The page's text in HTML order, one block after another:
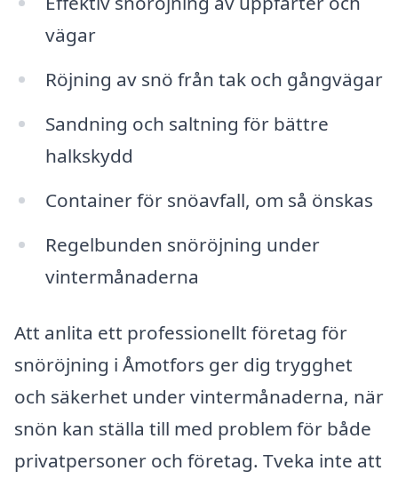
vägar
Röjning av snö från tak och gångvägar
Sandning och saltning för bättre
halkskydd
Container för snöavfall, om så önskas
Regelbunden snöröjning under
vintermånaderna
Att anlita ett professionellt företag för
snöröjning i Åmotfors ger dig trygghet
och säkerhet under vintermånaderna, när
snön kan ställa till med problem för både
privatpersoner och företag. Tveka inte att